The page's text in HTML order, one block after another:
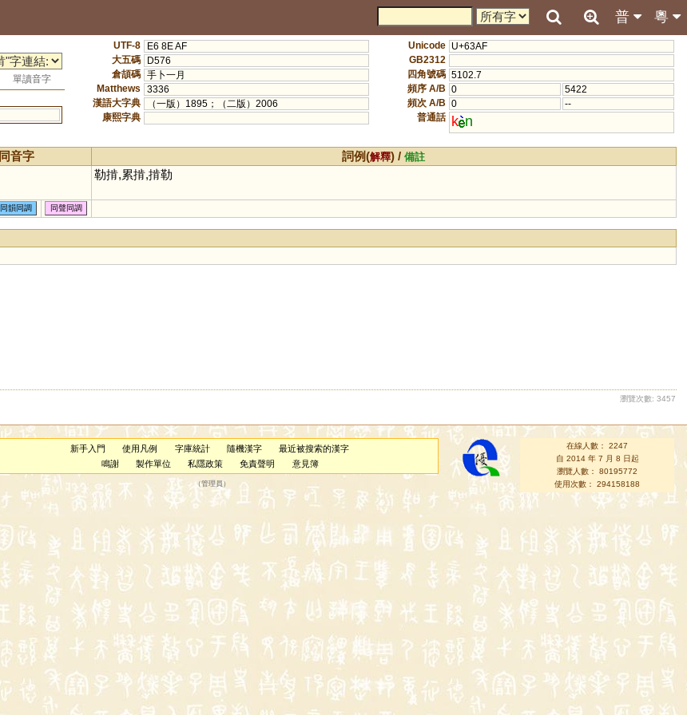
粵
普
單讀音字
UTF-8
E6 8E AF
大五碼
D576
倉頡碼 手卜一月
Matthews
3336
漢語大字典
（一版）1895；（二版）2006
康熙字典
Unicode U+63AF
GB2312
四角號碼 5102.7
頻序 A/B 0
5422
頻次 A/B 0
--
普通話 k n
同音字 詞例(解釋) /備註
勒掯,累掯,掯勒
同韻同調 同聲同調
瀏覽次數: 3457
新手入門 使用凡例 字庫統計 隨機漢字
最近被搜索的漢字
鳴謝
製作單位 私隱政策 免責聲明 意見簿
（管理員 ）
在線人數： 2247
自 2014 年 7 月 8 日起
瀏覽人數： 80195772
使用次數： 294158188